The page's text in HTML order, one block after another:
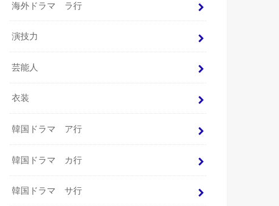
海外ドラマ ラ行
演技力
芸能人
衣装
韓国ドラマ ア行
韓国ドラマ カ行
韓国ドラマ サ行